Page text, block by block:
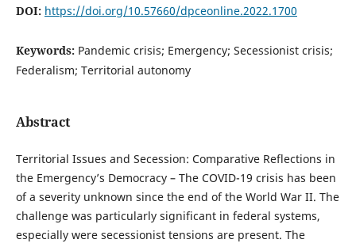
DOI: https://doi.org/10.57660/dpceonline.2022.1700
Keywords: Pandemic crisis; Emergency; Secessionist crisis;
Federalism; Territorial autonomy
Abstract
Territorial Issues and Secession: Comparative Reflections in
the Emergency’s Democracy – The COVID-19 crisis has been
of a severity unknown since the end of the World War II. The
challenge was particularly significant in federal systems,
especially were secessionist tensions are present. The